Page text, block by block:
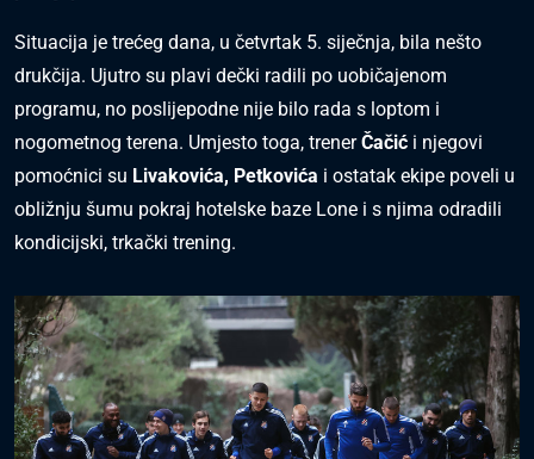
Situacija je trećeg dana, u četvrtak 5. siječnja, bila nešto
drukčija. Ujutro su plavi dečki radili po uobičajenom
programu, no poslijepodne nije bilo rada s loptom i
nogometnog terena. Umjesto toga, trenerČačić i njegovi
pomoćnici su Livakovića, Petkovića i ostatak ekipe poveli u
obližnju šumu pokraj hotelske baze Lone i s njima odradili
kondicijski, trkački trening.